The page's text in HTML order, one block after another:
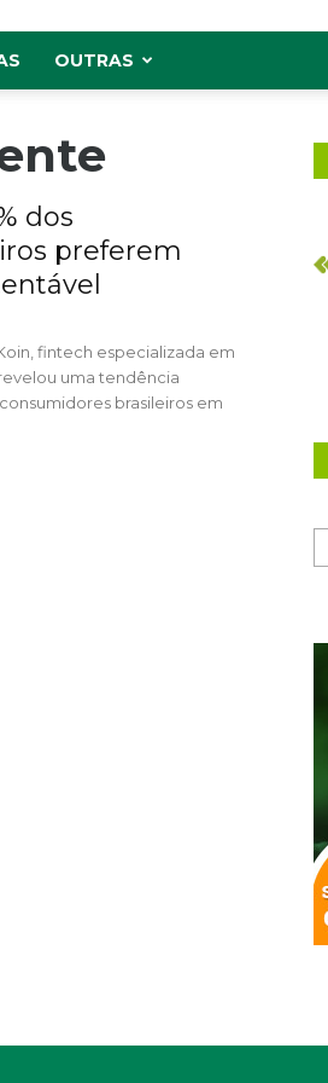
OUTRAS
dos
preferem
fintech especializada em
uma tendência
brasileiros em